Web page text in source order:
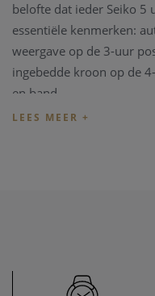
belofte dat ieder Seiko 5
essentiële kenmerken:
weergave op de 3-uur
ingebedde kroon op de
en band.
Dit Seiko 5 Sports
polsbewegingen van de